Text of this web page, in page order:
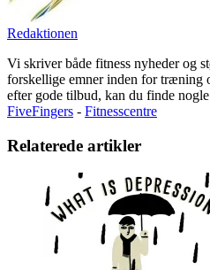
Redaktionen
Vi skriver både fitness nyheder og
forskellige emner inden for træning
efter gode tilbud, kan du finde
FiveFingers - Fitnesscentre
Relaterede artikler